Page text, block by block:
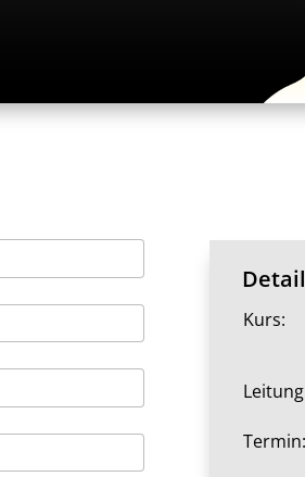
Kurs:
Termin: